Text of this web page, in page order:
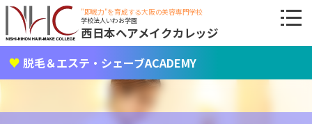
"即戦力"を育成する大阪の美容専門学校
学校法人いわお学園
西日本ヘアメイクカレッジ
脱毛＆エステ・シェーブACADEMY